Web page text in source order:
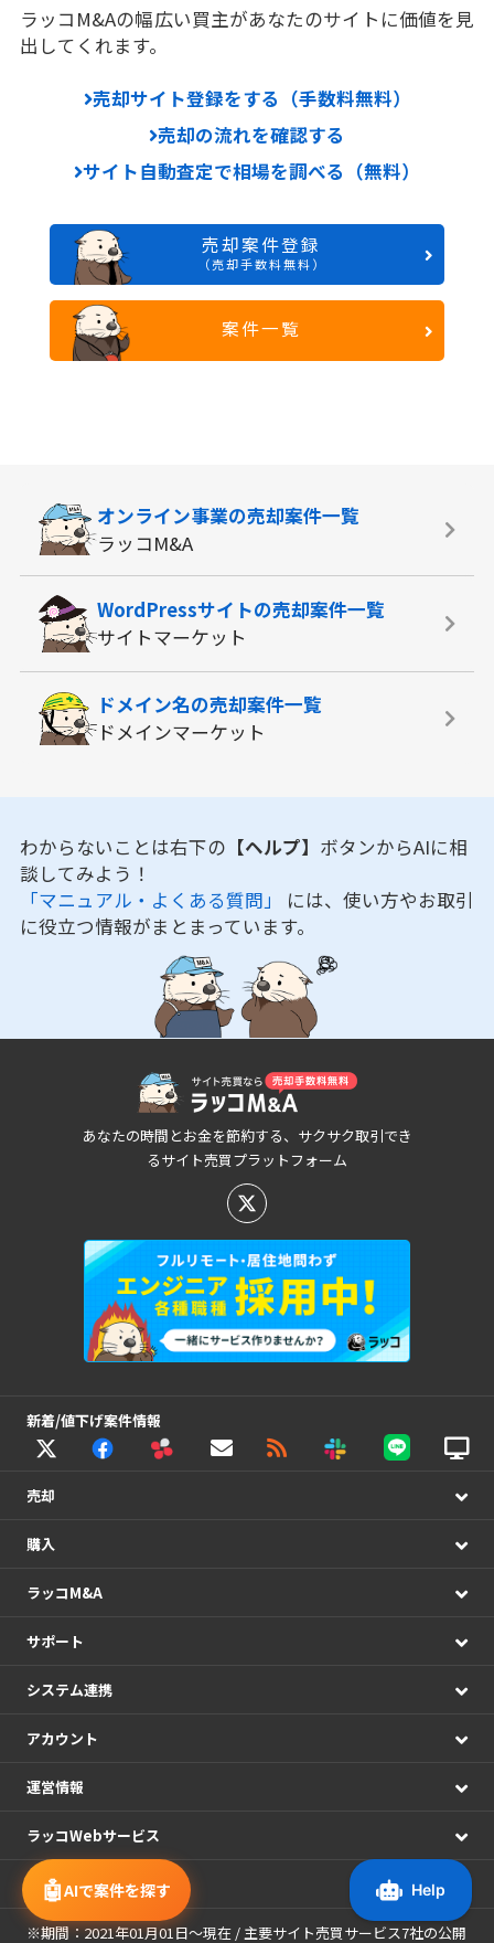
ラッコM&Aの幅広い買主があなたのサイトに価値を見
出してくれます。
売却サイト登録をする（手数料無料）
売却の流れを確認する
サイト自動査定で相場を調べる（無料）
売却案件登録
（売却手数料無料）
案件一覧
🤖AIで案件を探す
オンライン事業の売却案件一覧
ラッコM&A
WordPressサイトの売却案件一覧
サイトマーケット
ドメイン名の売却案件一覧
ドメインマーケット
わからないことは右下の 【ヘルプ】 ボタンからAIに相
談してみよう！
「マニュアル・よくある質問」 には、使い方やお取引
に役立つ情報がまとまっています。
あなたの時間とお金を節約する、サクサク取引でき
るサイト売買プラットフォーム
新着/値下げ案件情報
売却
購入
ラッコM&A
サポート
システム連携
アカウント
運営情報
ラッコWebサービス
メディア
※期間：2021年01月01日～現在 / 主要サイト売買サービス7社の公開